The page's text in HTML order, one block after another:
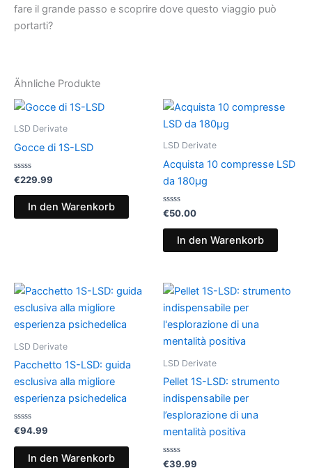
fare il grande passo e scoprire dove questo viaggio può
portarti?
Ähnliche Produkte
LSD Derivate
Gocce di 1S-LSD
Bewertet
mit
0
€229.99
In den Warenkorb
LSD Derivate
Acquista 10 compresse LSD
da 180µg
Bewertet
mit
0
€50.00
In den Warenkorb
LSD Derivate
Pacchetto 1S-LSD: guida
esclusiva alla migliore
esperienza psichedelica
Bewertet
0
€94.99
In den Warenkorb
LSD Derivate
Pellet 1S-LSD: strumento
indispensabile per
l’esplorazione di una
mentalità positiva
Bewertet
€39.99